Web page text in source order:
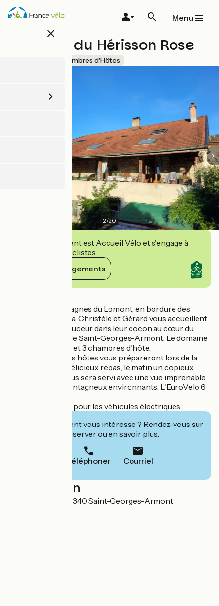
Aller
au
close
Menu
La ferme du Hérisson Rose
Chambres d'Hôtes
2/20
Cet établissement est Accueil Vélo et s'engage à
accueillir des cyclistes.
Voir ses engagements
Au pied des Montagnes du Lomont, en bordure des
Montagnes du Jura, Christèle et Gérard vous accueillent
avec sourire et douceur dans leur cocon au cœur du
charmant village de Saint-Georges-Armont. Le domaine
comprend un gîte et 3 chambres d'hôte.
Fins gourmets, vos hôtes vous prépareront lors de la
table d'hôtes de délicieux repas, le matin un copieux
petit-déjeuner vous sera servi avec une vue imprenable
sur les massifs montagneux environnants. L'EuroVelo 6
Prise de recharge pour les véhicules électriques.
Cet établissement vous intéresse ? Rendez-vous sur
leur site pour réserver ou en savoir plus.
Téléphoner Courriel
Localisation
2 Rue du Fauley 25340 Saint-Georges-Armont